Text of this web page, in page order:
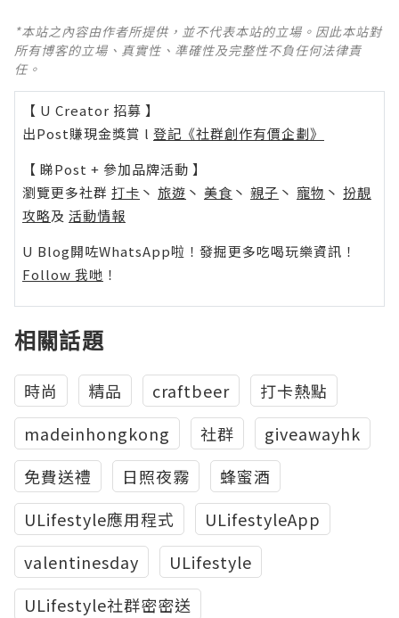
*本站之內容由作者所提供，並不代表本站的立場。因此本站對
所有博客的立場、真實性、準確性及完整性不負任何法律責
任。
【 U Creator 招募 】
出Post賺現金獎賞 l 登記《社群創作有價企劃》
【 睇Post + 參加品牌活動 】
瀏覽更多社群 打卡 丶 旅遊 丶 美食 丶 親子 丶 寵物 丶 扮靚
攻略及 活動情報
U Blog開咗WhatsApp啦！發掘更多吃喝玩樂資訊！
Follow 我哋 ！
相關話題
時尚 精品 craftbeer
打卡熱點
madeinhongkong
社群
giveawayhk
免費送禮
日照夜霧
蜂蜜酒
ULifestyle應用程式
ULifestyleApp
valentinesday
ULifestyle
ULifestyle社群密密送